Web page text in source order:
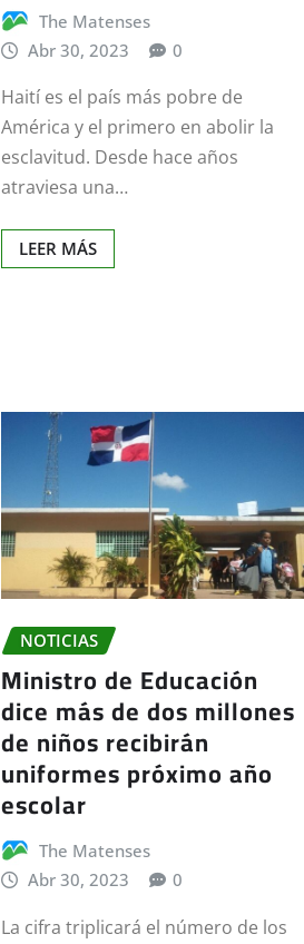
The Matenses
Abr 30, 2023
0
Haití es el país más pobre de
América y el primero en abolir la
esclavitud. Desde hace años
atraviesa una…
LEER MÁS
NOTICIAS
Ministro de Educación
dice más de dos millones
de niños recibirán
uniformes próximo año
escolar
The Matenses
Abr 30, 2023
0
La cifra triplicará el número de los